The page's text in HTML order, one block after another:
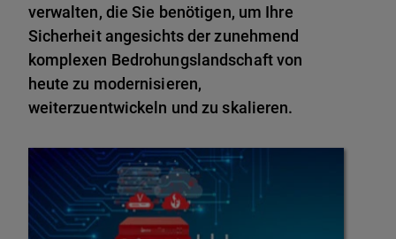
verwalten, die Sie benötigen, um Ihre
Sicherheit angesichts der zunehmend
komplexen Bedrohungslandschaft von
heute zu modernisieren,
weiterzuentwickeln und zu skalieren.